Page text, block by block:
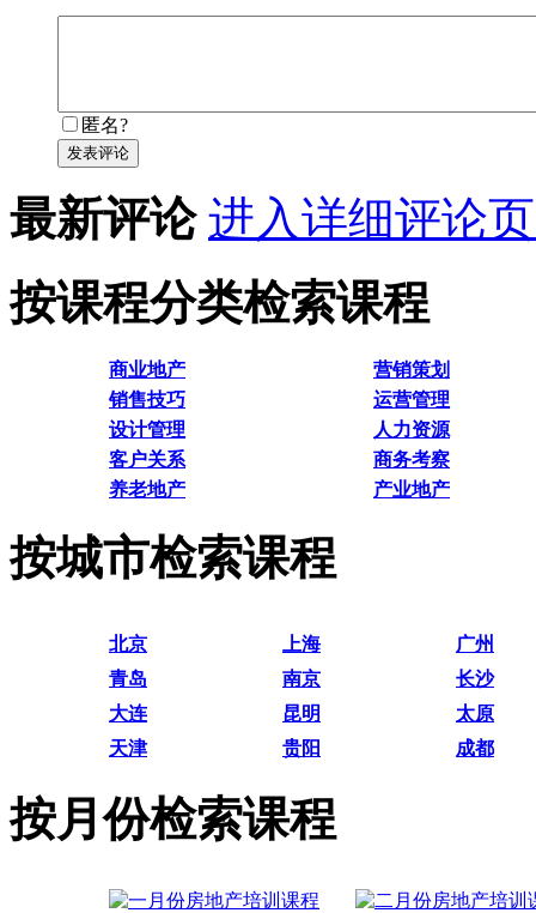
匿名?
发表评论
最新评论 进入详细评论
按课程分类检索课程
商业地产
营销策划
销售技巧
运营管理
设计管理
人力资源
客户关系
商务考察
养老地产
产业地产
按城市检索课程
北京 上海
广州
青岛
南京
长沙
大连
昆明
太原
天津
贵阳 成都
按月份检索课程